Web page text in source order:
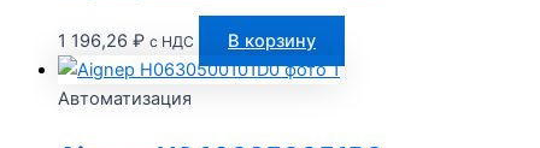
1 196,26 ₽ с НДС В корзину
Автоматизация